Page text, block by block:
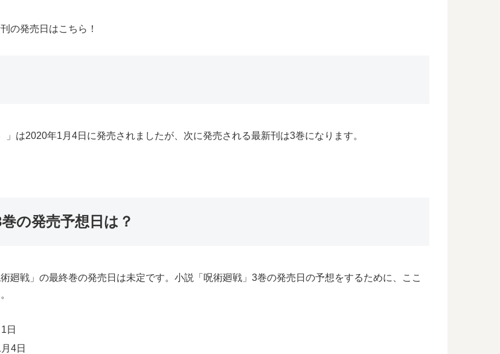
の発売日はこちら！
は2020年1月4日に発売されましたが、次に発売される最新刊は3巻になります。
の発売予想日は？
廻戦」の最終巻の発売日は未定です。小説「呪術廻戦」3巻の発売日の予想をするために、ここ
日
4日